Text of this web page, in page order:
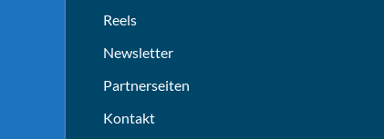
Reels
Newsletter
Partnerseiten
Kontakt